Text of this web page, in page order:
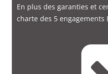
En plus des garanties et
charte des 5 engagements